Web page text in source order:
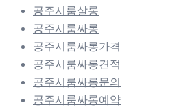
공주시룸살롱
공주시룸싸롱
공주시룸싸롱가격
공주시룸싸롱견적
공주시룸싸롱문의
공주시룸싸롱예약